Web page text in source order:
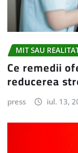
MIT SAU
Ce remedii
reducerea
press iul. 13,